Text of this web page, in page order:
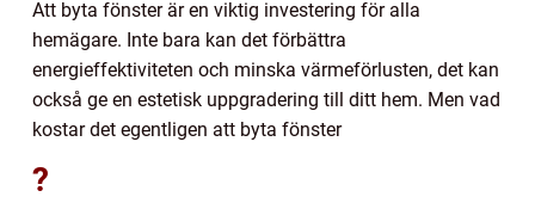
Att byta fönster är en viktig investering för alla
hemägare. Inte bara kan det förbättra
energieffektiviteten och minska värmeförlusten, det kan
också ge en estetisk uppgradering till ditt hem. Men vad
kostar det egentligen att byta fönster
?